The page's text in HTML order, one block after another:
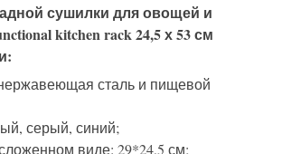
сталь и пищевой
серый, синий;
виде: 29*24,5 см;